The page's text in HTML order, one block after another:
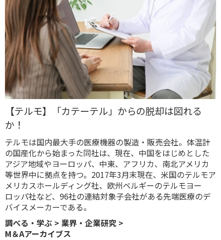
【テルモ】「カテーテル」からの脱却は図れる
か！
テルモは国内最大手の医療機器の製造・販売会社。体温計
の国産化から始まった同社は、現在、中国をはじめとした
アジア地域やヨーロッパ、中東、アフリカ、南北アメリカ
等世界中に拠点を持つ。2017年3月末現在、米国のテルモア
メリカスホールディング社、欧州ベルギーのテルモヨー
ロッパ社など、96社の連結対象子会社がある先端医療のデ
バイスメーカーである。
調べる・学ぶ > 業界・企業研究 >
M＆Aアーカイブス